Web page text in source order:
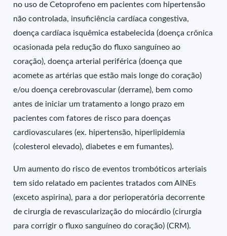
no uso de Cetoprofeno em pacientes com hipertensão
não controlada, insuficiência cardíaca congestiva,
doença cardíaca isquêmica estabelecida (doença crônica
ocasionada pela redução do fluxo sanguíneo ao
coração), doença arterial periférica (doença que
acomete as artérias que estão mais longe do coração)
e/ou doença cerebrovascular (derrame), bem como
antes de iniciar um tratamento a longo prazo em
pacientes com fatores de risco para doenças
cardiovasculares (ex. hipertensão, hiperlipidemia
(colesterol elevado), diabetes e em fumantes).
Um aumento do risco de eventos trombóticos arteriais
tem sido relatado em pacientes tratados com AINEs
(exceto aspirina), para a dor perioperatória decorrente
de cirurgia de revascularização do miocárdio (cirurgia
para corrigir o fluxo sanguíneo do coração) (CRM).